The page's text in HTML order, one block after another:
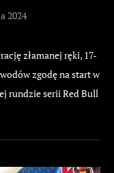
2024
złamanej ręki, 17-
zgodę na start w
rundzie serii Red Bull